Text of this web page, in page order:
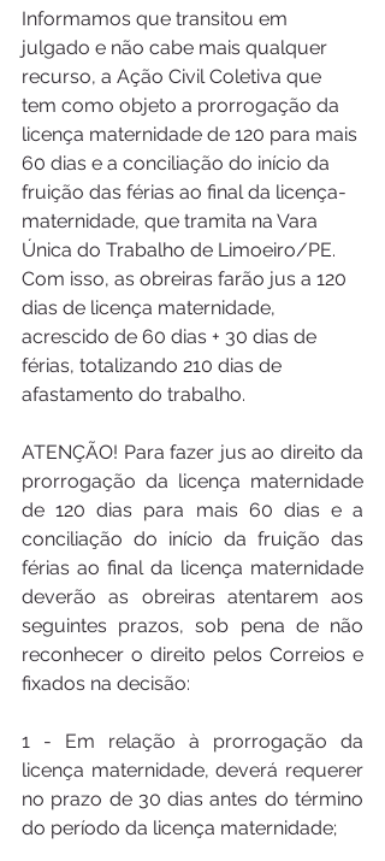
Informamos que transitou em
julgado e não cabe mais qualquer
recurso, a Ação Civil Coletiva que
tem como objeto a prorrogação da
licença maternidade de 120 para mais
60 dias e a conciliação do início da
fruição das férias ao final da licença-
maternidade, que tramita na Vara
Única do Trabalho de Limoeiro/PE.
Com isso, as obreiras farão jus a 120
dias de licença maternidade,
acrescido de 60 dias + 30 dias de
férias, totalizando 210 dias de
afastamento do trabalho.
ATENÇÃO! Para fazer jus ao direito da
prorrogação da licença maternidade
de 120 dias para mais 60 dias e a
conciliação do início da fruição das
férias ao final da licença maternidade
deverão as obreiras atentarem aos
seguintes prazos, sob pena de não
reconhecer o direito pelos Correios e
fixados na decisão:
1 - Em relação à prorrogação da
licença maternidade, deverá requerer
no prazo de 30 dias antes do término
do período da licença maternidade;